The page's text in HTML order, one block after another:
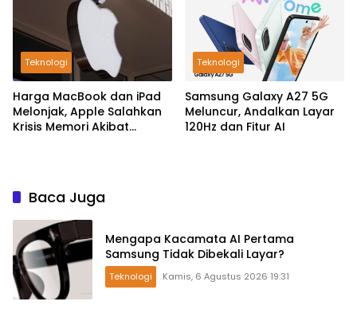
Teknologi
Harga MacBook dan iPad
Melonjak, Apple Salahkan
Krisis Memori Akibat
Teknologi
Samsung Galaxy A27 5G
Meluncur, Andalkan Layar
120Hz dan Fitur AI
Baca Juga
Mengapa Kacamata AI Pertama
Samsung Tidak Dibekali Layar?
Teknologi Kamis, 6 Agustus 2026 19:31